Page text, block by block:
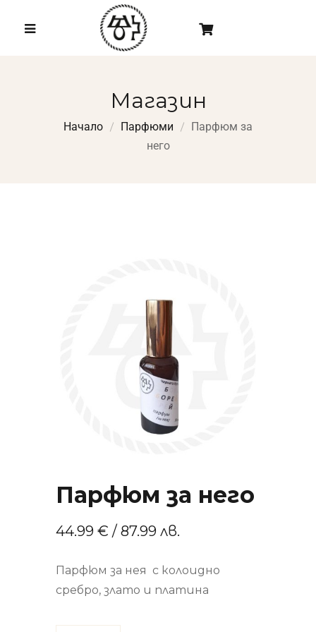
Магазин
Начало Парфюми
Парфюм за
него
Парфюм за него
44.99 € / 87.99 лв.
Парфюм за нея с колоидно
сребро, злато и платина